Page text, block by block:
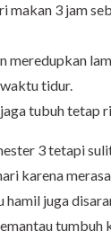
makan 3 jam
meredupkan
tidur.
tubuh tetap
3 tetapi
karena
hamil juga
tumbuh